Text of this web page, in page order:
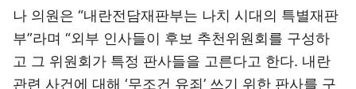
나 의원은 “내란전담재판부는 나치 시대의 특별재판
부”라며 “외부 인사들이 후보 추천위원회를 구성하
고 그 위원회가 특정 판사들을 고른다고 한다. 내란
관련 사건에 대해 ‘무조건 유죄’ 쓰기 위한 판사를 구